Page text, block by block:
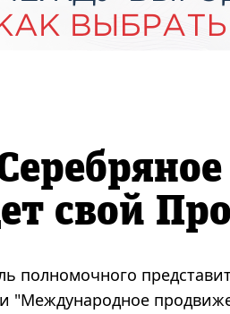
свой
полномочного
"Международное